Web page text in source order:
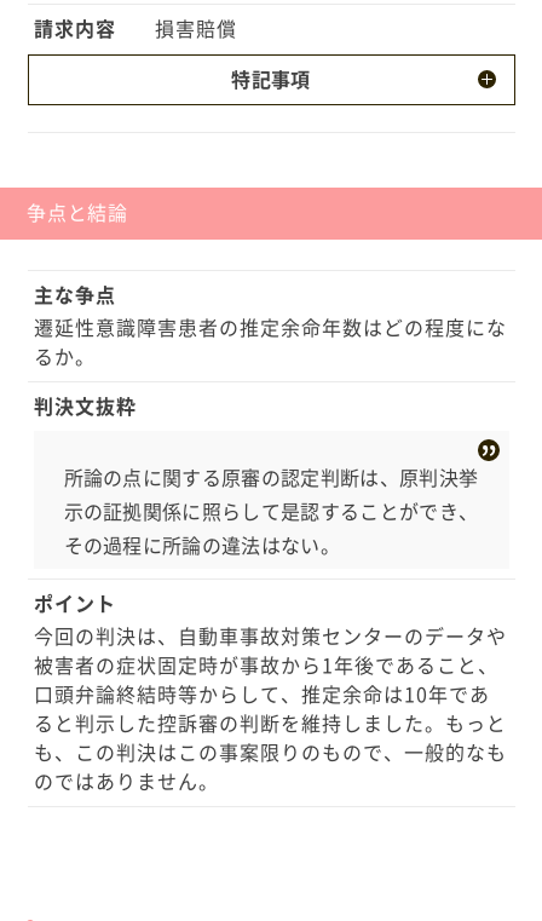
請求内容 損害賠償
特記事項
歳のときでした。 ・控訴審は、被害者の推定余命年
数を口頭弁論終結時から10年（症状固定時から12
争点と結論
主な争点
遷延性意識障害患者の推定余命年数はどの程度にな
るか。
判決文抜粋
所論の点に関する原審の認定判断は、原判決挙
示の証拠関係に照らして是認することができ、
その過程に所論の違法はない。
ポイント
今回の判決は、自動車事故対策センターのデータや
被害者の症状固定時が事故から1年後であること、
口頭弁論終結時等からして、推定余命は10年であ
ると判示した控訴審の判断を維持しました。もっと
も、この判決はこの事案限りのもので、一般的なも
のではありません。